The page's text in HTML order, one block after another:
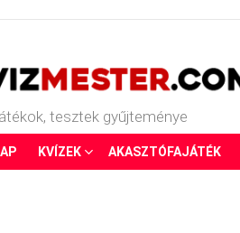
tesztek gyűjteménye
KVÍZEK AKASZTÓFAJÁTÉK